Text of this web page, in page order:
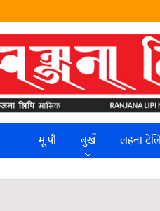
मू पौ
बुखँ लहना